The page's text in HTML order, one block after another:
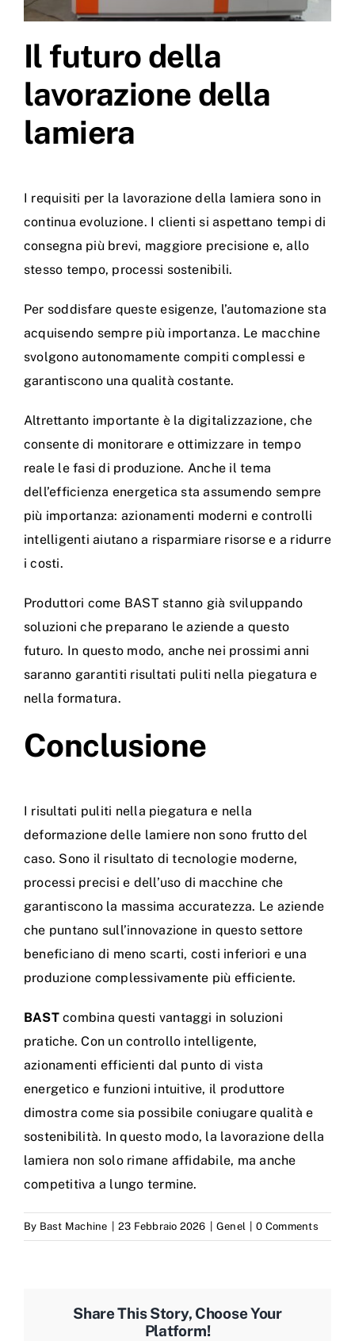
Il futuro della
lavorazione della
lamiera
I requisiti per la lavorazione della lamiera sono in
continua evoluzione. I clienti si aspettano tempi di
consegna più brevi, maggiore precisione e, allo
stesso tempo, processi sostenibili.
Per soddisfare queste esigenze, l’automazione sta
acquisendo sempre più importanza. Le macchine
svolgono autonomamente compiti complessi e
garantiscono una qualità costante.
Altrettanto importante è la digitalizzazione, che
consente di monitorare e ottimizzare in tempo
reale le fasi di produzione. Anche il tema
dell’efficienza energetica sta assumendo sempre
più importanza: azionamenti moderni e controlli
intelligenti aiutano a risparmiare risorse e a ridurre
i costi.
Produttori come BAST stanno già sviluppando
soluzioni che preparano le aziende a questo
futuro. In questo modo, anche nei prossimi anni
saranno garantiti risultati puliti nella piegatura e
nella formatura.
Conclusione
I risultati puliti nella piegatura e nella
deformazione delle lamiere non sono frutto del
caso. Sono il risultato di tecnologie moderne,
processi precisi e dell’uso di macchine che
garantiscono la massima accuratezza. Le aziende
che puntano sull’innovazione in questo settore
beneficiano di meno scarti, costi inferiori e una
produzione complessivamente più efficiente.
BASTcombina questi vantaggi in soluzioni
pratiche. Con un controllo intelligente,
azionamenti efficienti dal punto di vista
energetico e funzioni intuitive, il produttore
dimostra come sia possibile coniugare qualità e
sostenibilità. In questo modo, la lavorazione della
lamiera non solo rimane affidabile, ma anche
competitiva a lungo termine.
By Bast Machine 23 Febbraio 2026 Genel 0 Comments
Share This Story, Choose Your
Platform!